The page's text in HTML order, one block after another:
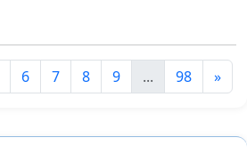
6 7 8 9 ... 98 »